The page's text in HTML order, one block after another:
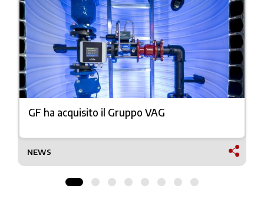
GF ha acquisito il Gruppo VAG
NEWS